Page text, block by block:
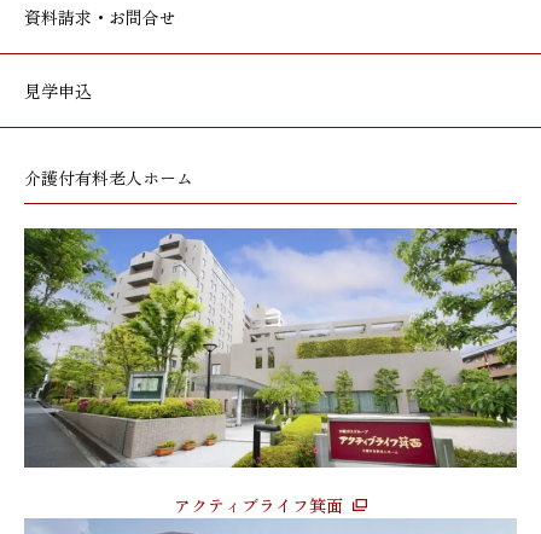
資料請求・お問合せ
見学申込
介護付有料老人ホーム
アクティブライフ箕面